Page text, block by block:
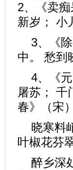
2、《卖
新岁； 小
3、《
中。 愁到
4、《
屠苏； 千
春》（宋
晓寒料
叶椒花芬
醉乡深